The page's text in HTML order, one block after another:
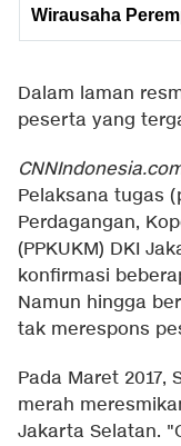
Wirausaha
Dalam laman
peserta yang
Pelaksana tugas
Perdagangan,
(PPKUKM) DKI
konfirmasi
Namun hingga
tak merespons
Pada Maret 2017,
merah
Jakarta Selatan.